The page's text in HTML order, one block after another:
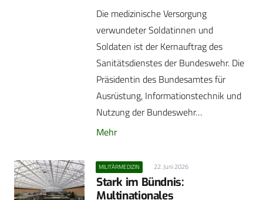
Die medizinische Versorgung
verwundeter Soldatinnen und
Soldaten ist der Kernauftrag des
Sanitätsdienstes der Bundeswehr. Die
Präsidentin des Bundesamtes für
Ausrüstung, Informationstechnik und
Nutzung der Bundeswehr…
Mehr
MILITÄRMEDIZIN 22. Juni 2026
Stark im Bündnis:
Multinationales